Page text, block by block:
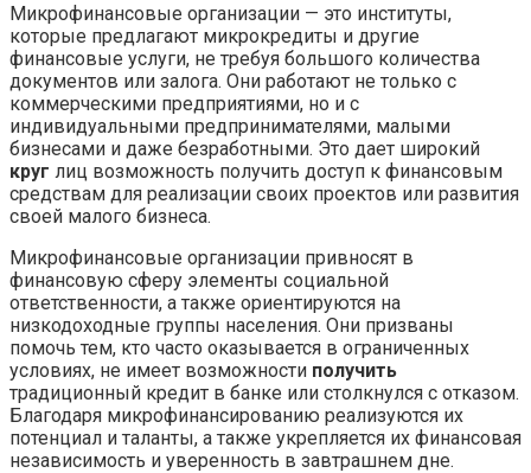
Микрофинансовые организации — это институты,
которые предлагают микрокредиты и другие
финансовые услуги, не требуя большого количества
документов или залога. Они работают не только с
коммерческими предприятиями, но и с
индивидуальными предпринимателями, малыми
бизнесами и даже безработными. Это дает широкий
круг лиц возможность получить доступ к финансовым
средствам для реализации своих проектов или развития
своей малого бизнеса.
Микрофинансовые организации привносят в
финансовую сферу элементы социальной
ответственности, а также ориентируются на
низкодоходные группы населения. Они призваны
помочь тем, кто часто оказывается в ограниченных
условиях, не имеет возможности получить
традиционный кредит в банке или столкнулся с отказом.
Благодаря микрофинансированию реализуются их
потенциал и таланты, а также укрепляется их финансовая
независимость и уверенность в завтрашнем дне.